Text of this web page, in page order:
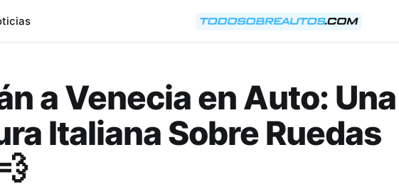
a Venecia en Auto: Una
Italiana Sobre Ruedas